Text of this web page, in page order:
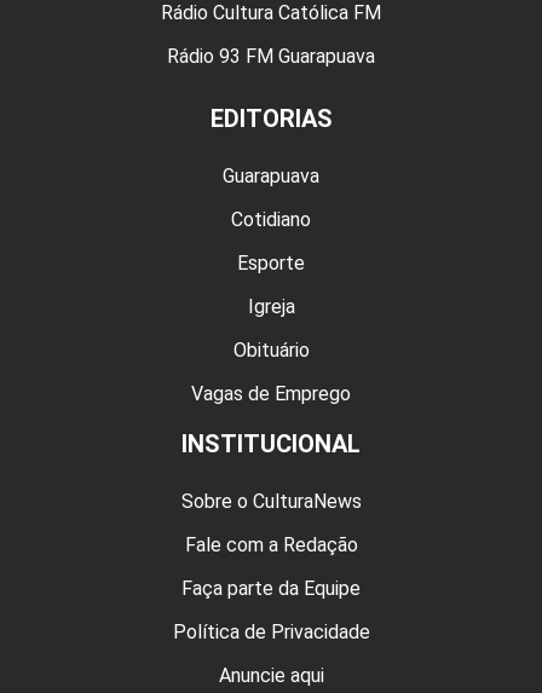
Rádio Cultura Católica FM
Rádio 93 FM Guarapuava
EDITORIAS
Guarapuava
Cotidiano
Esporte
Igreja
Obituário
Vagas de Emprego
INSTITUCIONAL
Sobre o CulturaNews
Fale com a Redação
Faça parte da Equipe
Política de Privacidade
Anuncie aqui